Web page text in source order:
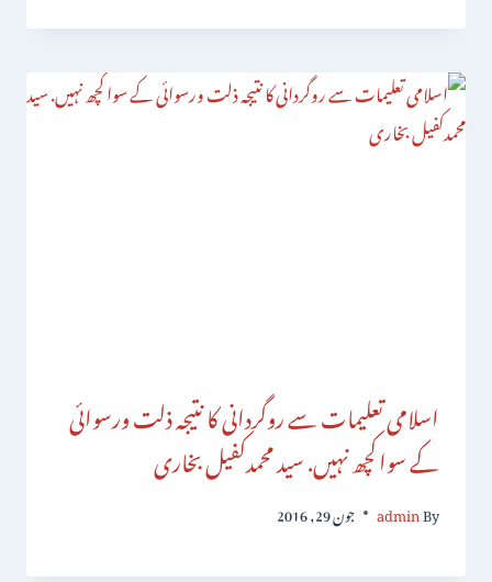
اسلامی تعلیمات سے روگردانی کا نتیجہ ذلت ورسوائی
کے سواکچھ نہیں. سید محمدکفیل بخاری
By
admin جون 29, 2016